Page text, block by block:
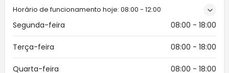
Horário de funcionamento hoje: 08:00 - 12:00
Segunda-feira 08:00 - 18:00
Terça-feira 08:00 - 18:00
Quarta-feira 08:00 - 18:00